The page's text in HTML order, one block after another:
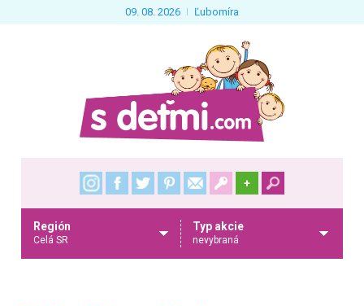
09. 08. 2026 Ľubomíra
+
Región
Celá SR
Typ akcie
nevybraná